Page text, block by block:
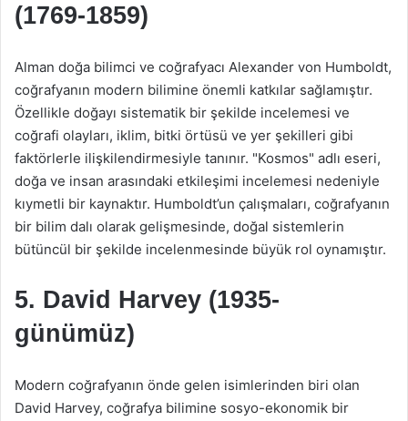
(1769-1859)
Alman doğa bilimci ve coğrafyacı Alexander von Humboldt,
coğrafyanın modern bilimine önemli katkılar sağlamıştır.
Özellikle doğayı sistematik bir şekilde incelemesi ve
coğrafi olayları, iklim, bitki örtüsü ve yer şekilleri gibi
faktörlerle ilişkilendirmesiyle tanınır. "Kosmos" adlı eseri,
doğa ve insan arasındaki etkileşimi incelemesi nedeniyle
kıymetli bir kaynaktır. Humboldt’un çalışmaları, coğrafyanın
bir bilim dalı olarak gelişmesinde, doğal sistemlerin
bütüncül bir şekilde incelenmesinde büyük rol oynamıştır.
5. David Harvey (1935-
günümüz)
Modern coğrafyanın önde gelen isimlerinden biri olan
David Harvey, coğrafya bilimine sosyo-ekonomik bir